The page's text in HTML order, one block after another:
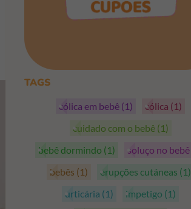
TAGS
cólica em bebê (1) cólica (1)
cuidado com o bebê (1)
bebê dormindo (1) soluço no bebê
bebês (1) erupções cutáneas (1)
urticária (1) impetigo (1)